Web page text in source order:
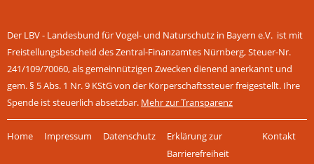
Der LBV - Landesbund für Vogel- und Naturschutz in Bayern e.V. ist mit
Freistellungsbescheid des Zentral-Finanzamtes Nürnberg, Steuer-Nr.
241/109/70060, als gemeinnützigen Zwecken dienend anerkannt und
gem. § 5 Abs. 1 Nr. 9 KStG von der Körperschaftssteuer freigestellt. Ihre
Spende ist steuerlich absetzbar. Mehr zur Transparenz
überspringen
Home Impressum Datenschutz
Erklärung zur
Barrierefreiheit
Kontakt